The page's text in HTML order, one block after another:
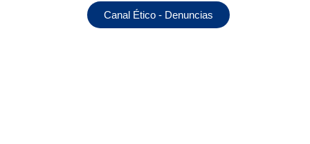
Canal Ético - Denuncias